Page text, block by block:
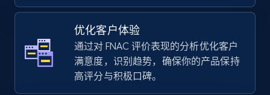
TikTok Shop
URL, Title, Available, Description, Currency, Initial
price, Final price, Discount percent, and more.
优化客户体验
通过对 FNAC 评价表现的分析优化客户
满意度，识别趋势，确保你的产品保持
高评分与积极口碑。